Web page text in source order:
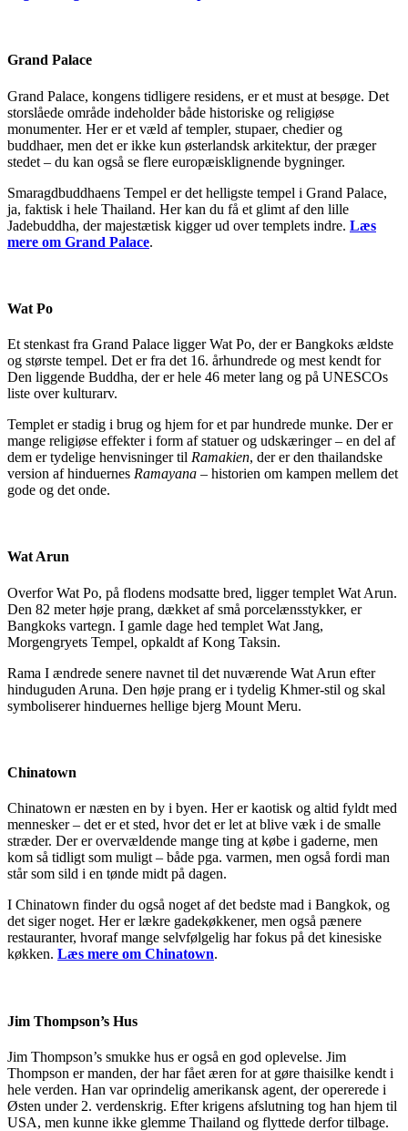
Grand Palace
Grand Palace, kongens tidligere residens, er et must at besøge. Det
storslåede område indeholder både historiske og religiøse
monumenter. Her er et væld af templer, stupaer, chedier og
buddhaer, men det er ikke kun østerlandsk arkitektur, der præger
stedet – du kan også se flere europæisklignende bygninger.
Smaragdbuddhaens Tempel er det helligste tempel i Grand Palace,
ja, faktisk i hele Thailand. Her kan du få et glimt af den lille
Jadebuddha, der majestætisk kigger ud over templets indre. Læs
mere om Grand Palace.
Wat Po
Et stenkast fra Grand Palace ligger Wat Po, der er Bangkoks ældste
og største tempel. Det er fra det 16. århundrede og mest kendt for
Den liggende Buddha, der er hele 46 meter lang og på UNESCOs
liste over kulturarv.
Templet er stadig i brug og hjem for et par hundrede munke. Der er
mange religiøse effekter i form af statuer og udskæringer – en del af
dem er tydelige henvisninger til Ramakien, der er den thailandske
version af hinduernes Ramayana – historien om kampen mellem det
gode og det onde.
Wat Arun
Overfor Wat Po, på flodens modsatte bred, ligger templet Wat Arun.
Den 82 meter høje prang, dækket af små porcelænsstykker, er
Bangkoks vartegn. I gamle dage hed templet Wat Jang,
Morgengryets Tempel, opkaldt af Kong Taksin.
Rama I ændrede senere navnet til det nuværende Wat Arun efter
hinduguden Aruna. Den høje prang er i tydelig Khmer-stil og skal
symboliserer hinduernes hellige bjerg Mount Meru.
Chinatown
Chinatown er næsten en by i byen. Her er kaotisk og altid fyldt med
mennesker – det er et sted, hvor det er let at blive væk i de smalle
stræder. Der er overvældende mange ting at købe i gaderne, men
kom så tidligt som muligt – både pga. varmen, men også fordi man
står som sild i en tønde midt på dagen.
I Chinatown finder du også noget af det bedste mad i Bangkok, og
det siger noget. Her er lækre gadekøkkener, men også pænere
restauranter, hvoraf mange selvfølgelig har fokus på det kinesiske
køkken. Læs mere om Chinatown.
Jim Thompson’s Hus
Jim Thompson’s smukke hus er også en god oplevelse. Jim
Thompson er manden, der har fået æren for at gøre thaisilke kendt i
hele verden. Han var oprindelig amerikansk agent, der opererede i
Østen under 2. verdenskrig. Efter krigens afslutning tog han hjem til
USA, men kunne ikke glemme Thailand og flyttede derfor tilbage.